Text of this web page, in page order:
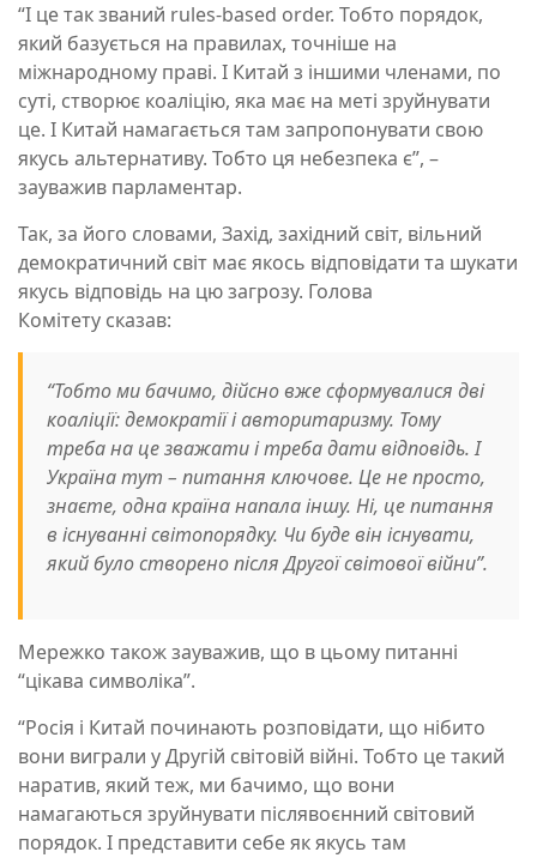
“І це так званий rules-based order. Тобто порядок,
який базується на правилах, точніше на
міжнародному праві. І Китай з іншими членами, по
суті, створює коаліцію, яка має на меті зруйнувати
це. І Китай намагається там запропонувати свою
якусь альтернативу. Тобто ця небезпека є”, –
зауважив парламентар.
Так, за його словами, Захід, західний світ, вільний
демократичний світ має якось відповідати та шукати
якусь відповідь на цю загрозу. Голова
Комітету сказав:
“Тобто ми бачимо, дійсно вже сформувалися дві
коаліції: демократії і авторитаризму. Тому
треба на це зважати і треба дати відповідь. І
Україна тут – питання ключове. Це не просто,
знаєте, одна країна напала іншу. Ні, це питання
в існуванні світопорядку. Чи буде він існувати,
який було створено після Другої світової війни”.
Мережко також зауважив, що в цьому питанні
“цікава символіка”.
“Росія і Китай починають розповідати, що нібито
вони виграли у Другій світовій війні. Тобто це такий
наратив, який теж, ми бачимо, що вони
намагаються зруйнувати післявоєнний світовий
порядок. І представити себе як якусь там